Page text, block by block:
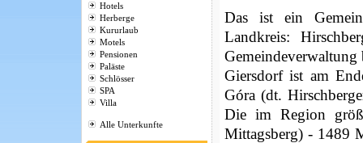
Hotels
Herberge
Kururlaub
Motels
Pensionen
Paläste
Schlösser
SPA
Villa
Alle Unterkunfte
Das ist ein
Landkreis:
Gemeindeverwaltung
Giersdorfist am
Góra (dt.
Die im Region
Mittagsberg) - 1489